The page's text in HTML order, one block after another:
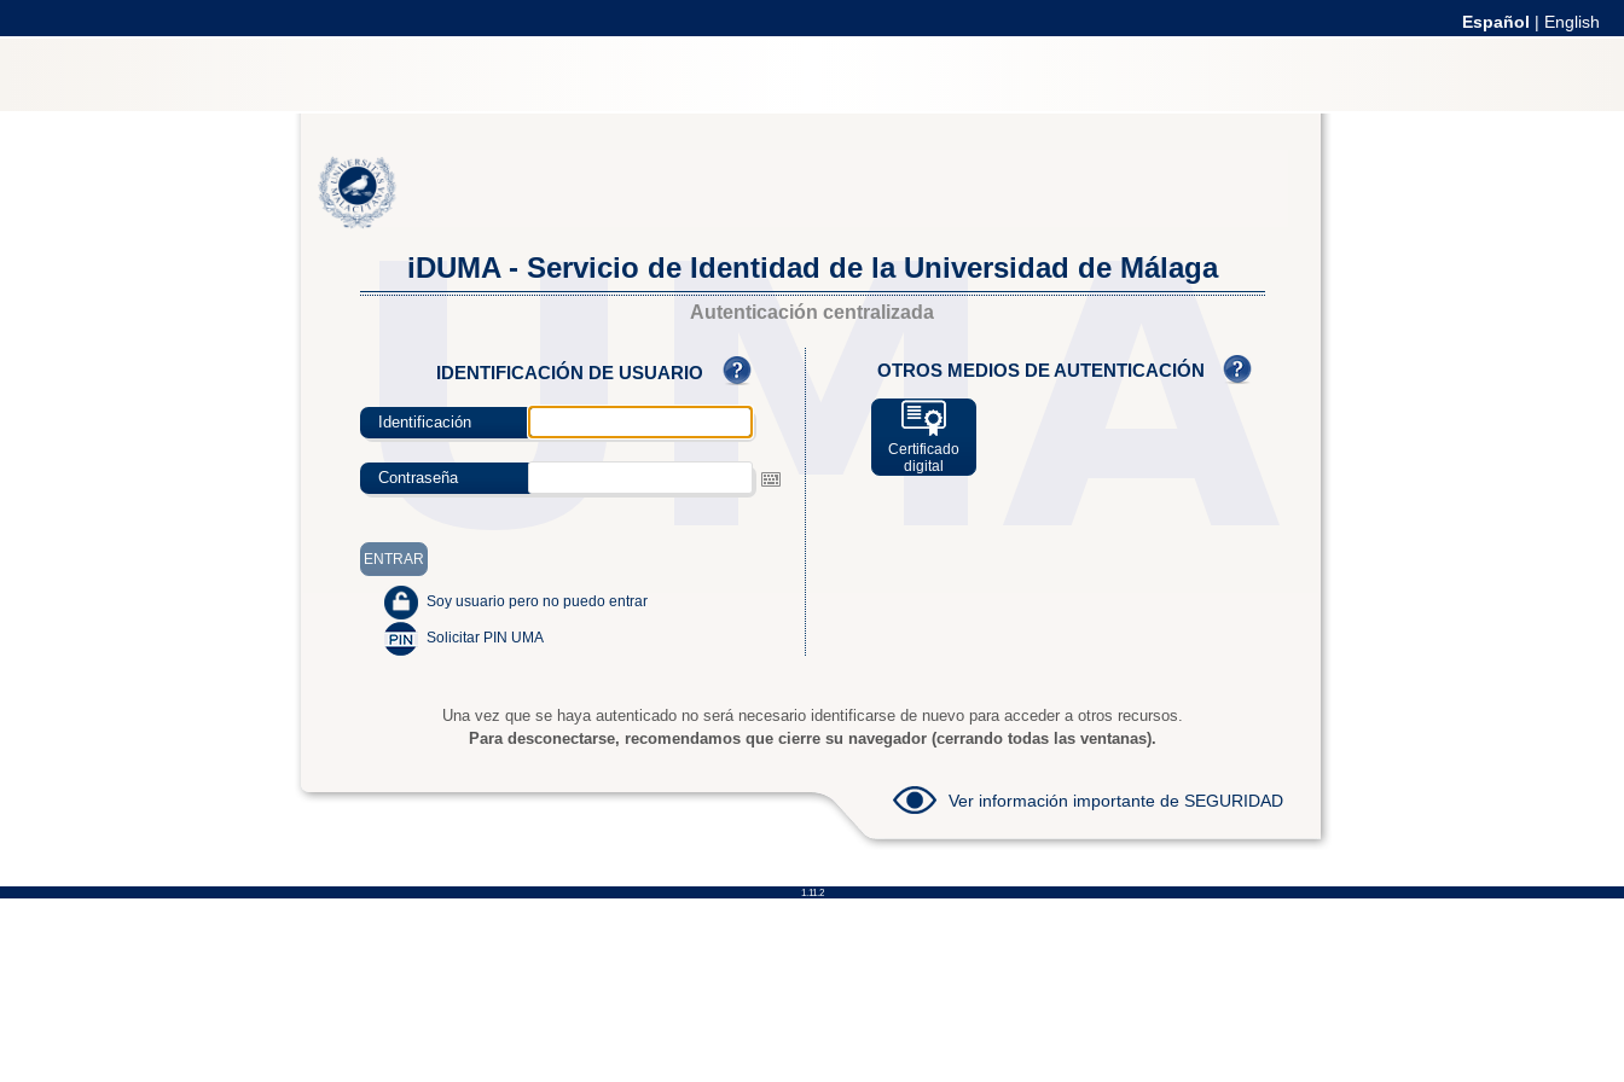
Español | English
iDUMA - Servicio de Identidad de la Universidad de Málaga
Autenticación centralizada
IDENTIFICACIÓN DE USUARIO
Identificación
Contraseña
Soy usuario pero no puedo entrar
Solicitar PIN UMA
OTROS MEDIOS DE AUTENTICACIÓN
Certificado
digital
Una vez que se haya autenticado no será necesario identificarse de nuevo para acceder a otros recursos.
Para desconectarse, recomendamos que cierre su navegador (cerrando todas las ventanas).
Ver información importante de SEGURIDAD
1.11.2